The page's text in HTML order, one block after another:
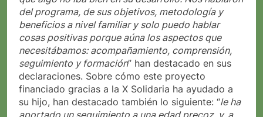
del programa, de sus objetivos, metodología y
beneficios a nivel familiar y solo puedo hablar
cosas positivas porque aúna los aspectos que
necesitábamos: acompañamiento, comprensión,
seguimiento y formación” han destacado en sus
declaraciones. Sobre cómo este proyecto
financiado gracias a la X Solidaria ha ayudado a
su hijo, han destacado también lo siguiente: “le ha